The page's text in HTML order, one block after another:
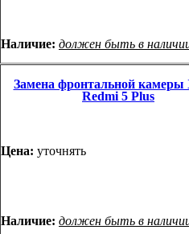
Наличие: должен быть в
Замена фронтальной камеры
Redmi 5 Plus
Цена: уточнять
Наличие: должен быть в